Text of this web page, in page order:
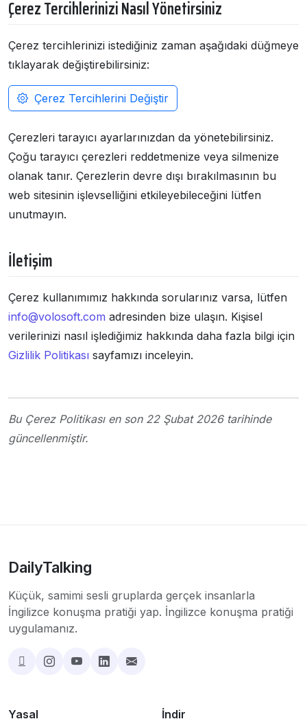
Çerez Tercihlerinizi Nasıl Yönetirsiniz
Çerez tercihlerinizi istediğiniz zaman aşağıdaki düğmeye
tıklayarak değiştirebilirsiniz:
Çerez Tercihlerini Değiştir
Çerezleri tarayıcı ayarlarınızdan da yönetebilirsiniz.
Çoğu tarayıcı çerezleri reddetmenize veya silmenize
olanak tanır. Çerezlerin devre dışı bırakılmasının bu
web sitesinin işlevselliğini etkileyebileceğini lütfen
unutmayın.
İletişim
Çerez kullanımımız hakkında sorularınız varsa, lütfen
info@volosoft.com adresinden bize ulaşın. Kişisel
verilerinizi nasıl işlediğimiz hakkında daha fazla bilgi için
Gizlilik Politikası sayfamızı inceleyin.
Bu Çerez Politikası en son 22 Şubat 2026 tarihinde
güncellenmiştir.
DailyTalking
Küçük, samimi sesli gruplarda gerçek insanlarla
İngilizce konuşma pratiği yap. İngilizce konuşma pratiği
uygulamanız.
Yasal İndir